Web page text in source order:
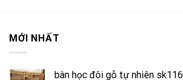
MỚI NHẤT
bàn học đôi gỗ tự nhiên sk116